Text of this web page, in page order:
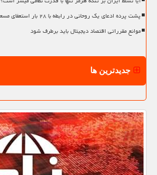
پشت پرده ادعای یک روحانی در رابطه با ۲۸ بار استعفای مسعود پزشکیان
موانع مقرراتی اقتصاد دیجیتال باید برطرف شود
جدیدترین ها